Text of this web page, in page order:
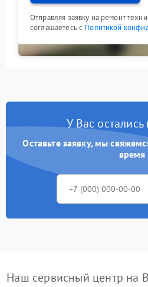
Отправляя заявку на ремонт
соглашаетесь с Политикой
У Вас
Оставьте заявку, мы
время
Наш сервисный центр на